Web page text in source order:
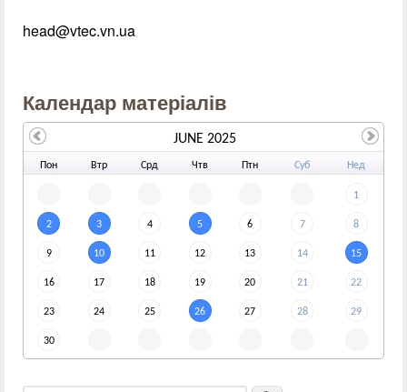
head@vtec.vn.ua
Календар матеріалів
Пон Втр Срд Чтв Птн Суб Нед
1
2 3 4 5 6 7 8
9 10 11 12 13 14 15
16 17 18 19 20 21 22
23 24 25 26 27 28 29
30
JUNE 2025